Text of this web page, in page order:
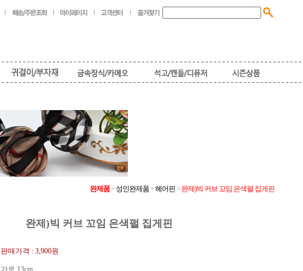
완제품>성인완제품>헤어핀> 완제)빅 커브 꼬임 은색펄 집게핀
완제)빅 커브 꼬임 은색펄 집게핀
판매가격 : 3,900원
가로 13cm